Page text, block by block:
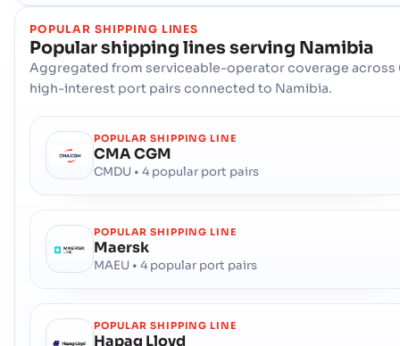
POPULAR SHIPPING LINES
Popular shipping lines serving Namibia
Aggregated from serviceable-operator coverage across
high-interest port pairs connected to Namibia.
POPULAR SHIPPING LINE
CMA CGM
CMDU • 4 popular port pairs
POPULAR SHIPPING LINE
Maersk
MAEU • 4 popular port pairs
POPULAR SHIPPING LINE
Hapag Lloyd